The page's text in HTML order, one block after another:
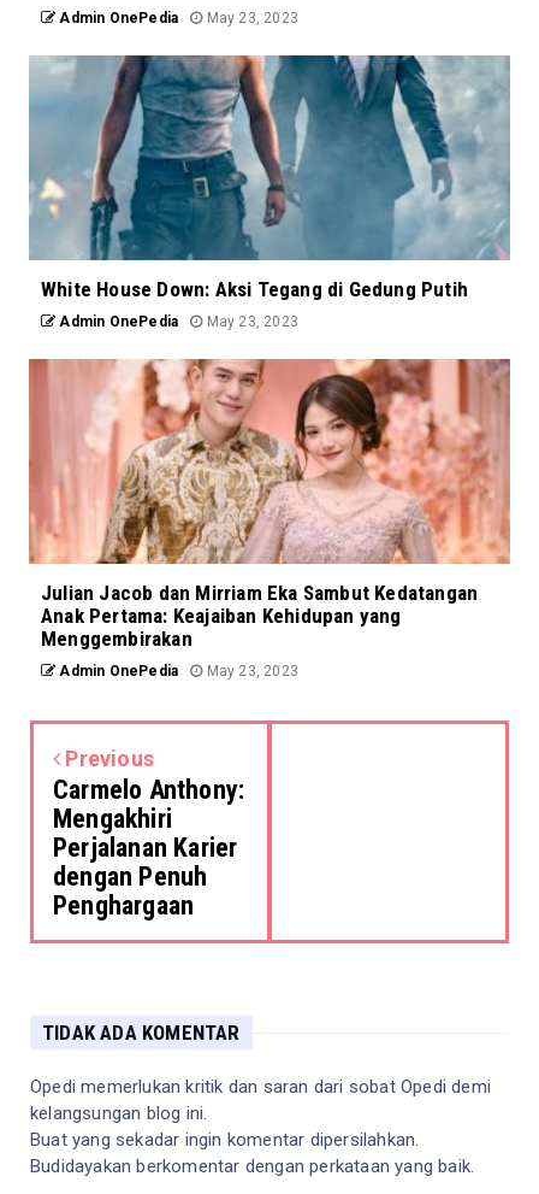
Admin OnePedia May 23, 2023
White House Down: Aksi Tegang di Gedung Putih
Admin OnePedia May 23, 2023
Julian Jacob dan Mirriam Eka Sambut Kedatangan
Anak Pertama: Keajaiban Kehidupan yang
Menggembirakan
Admin OnePedia May 23, 2023
Previous
Carmelo Anthony:
Mengakhiri
Perjalanan Karier
dengan Penuh
Penghargaan
TIDAK ADA KOMENTAR
Opedi memerlukan kritik dan saran dari sobat Opedi demi
kelangsungan blog ini.
Buat yang sekadar ingin komentar dipersilahkan.
Budidayakan berkomentar dengan perkataan yang baik.